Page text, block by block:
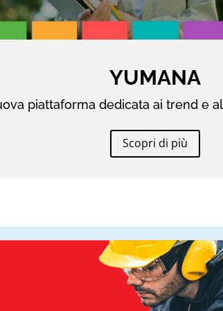
YUMANA
piattaforma dedicata ai trend e
Scopri di più